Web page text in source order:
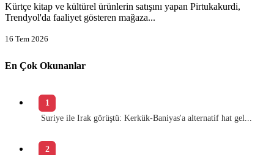
Kürtçe kitap ve kültürel ürünlerin satışını yapan Pirtukakurdi,
Trendyol'da faaliyet gösteren mağaza...
16 Tem 2026
En Çok Okunanlar
1
Suriye ile Irak görüştü: Kerkük-Baniyas'a alternatif hat gel...
2